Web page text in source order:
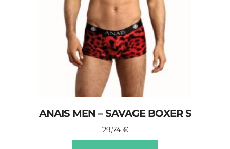
ANAIS MEN – SAVAGE BOXER S
29,74 €